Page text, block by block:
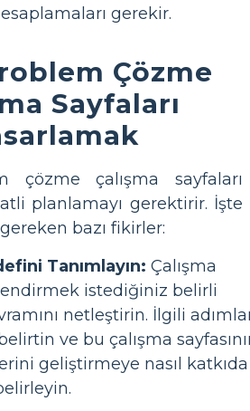
gerekir.
Çözme
Sayfaları
çözme çalışma sayfaları
planlamayı gerektirir. İşte
bazı fikirler:
Tanımlayın: Çalışma
istediğiniz belirli
netleştirin. İlgili
ve bu çalışma
geliştirmeye nasıl katkıda